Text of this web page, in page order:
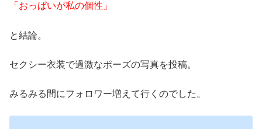
「おっぱいが私の個性」
と結論。
セクシー衣装で過激なポーズの写真を投稿。
みるみる間にフォロワー増えて行くのでした。